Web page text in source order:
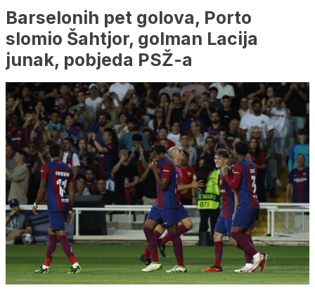
Barselonih pet golova, Porto
slomio Šahtjor, golman Lacija
junak, pobjeda PSŽ-a